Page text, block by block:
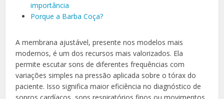
importância
Porque a Barba Coça?
A membrana ajustável, presente nos modelos mais
modernos, é um dos recursos mais valorizados. Ela
permite escutar sons de diferentes frequências com
variações simples na pressão aplicada sobre o tórax do
paciente. Isso significa maior eficiência no diagnóstico de